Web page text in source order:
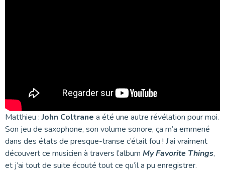
Matthieu :John Coltrane a été une autre révélation pour moi.
Son jeu de saxophone, son volume sonore, ça m’a emmené
dans des états de presque-transe c’était fou ! J’ai vraiment
découvert ce musicien à travers l’album My Favorite Things,
et j’ai tout de suite écouté tout ce qu’il a pu enregistrer.